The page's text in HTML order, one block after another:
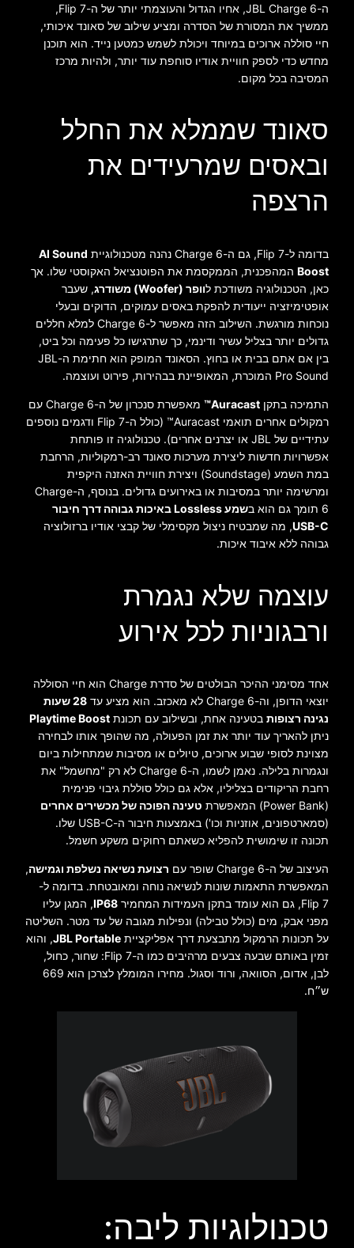
ה-JBL Charge 6, אחיו הגדול והעוצמתי יותר של ה-Flip 7,
ממשיך את המסורת של הסדרה ומציע שילוב של סאונד איכותי,
חיי סוללה ארוכים במיוחד ויכולת לשמש כמטען נייד. הוא תוכנן
מחדש כדי לספק חוויית אודיו סוחפת עוד יותר, ולהיות מרכז
המסיבה בכל מקום.
סאונד שממלא את החלל
ובאסים שמרעידים את
הרצפה
בדומה ל-Flip 7, גם ה-Charge 6 נהנה מטכנולוגיית
AI Sound
Boost המהפכנית, הממקסמת את הפוטנציאל האקוסטי שלו. אך
כאן, הטכנולוגיה משודכת לוופר (Woofer) משודרג
, שעבר
אופטימיזציה ייעודית להפקת באסים עמוקים, הדוקים ובעלי
נוכחות מורגשת. השילוב הזה מאפשר ל-Charge 6 למלא חללים
גדולים יותר בצליל עשיר ודינמי, כך שתרגישו כל פעימה וכל ביט,
בין אם אתם בבית או בחוץ. הסאונד המופק הוא חתימת ה-JBL
Pro Sound המוכרת, המאופיינת בבהירות, פירוט ועוצמה.
התמיכה בתקן Auracast™
מאפשרת סנכרון של ה-Charge 6 עם
רמקולים אחרים תואמי Auracast™ (כולל ה-Flip 7 ודגמים נוספים
עתידיים של JBL או יצרנים אחרים). טכנולוגיה זו פותחת
אפשרויות חדשות ליצירת מערכות סאונד רב-רמקוליות, הרחבת
במת השמע (Soundstage) ויצירת חוויית האזנה היקפית
ומרשימה יותר במסיבות או באירועים גדולים. בנוסף, ה-Charge
6 תומך גם הוא ב
שמע Lossless באיכות גבוהה דרך חיבור
USB-C, מה שמבטיח ניצול מקסימלי של קבצי אודיו ברזולוציה
גבוהה ללא איבוד איכות.
עוצמה שלא נגמרת
ורבגוניות לכל אירוע
אחד מסימני ההיכר הבולטים של סדרת Charge הוא חיי הסוללה
יוצאי הדופן, וה-Charge 6 לא מאכזב. הוא מציע עד
28 שעות
נגינה רצופות בטעינה אחת, ובשילוב עם תכונת Playtime Boost
ניתן להאריך עוד יותר את זמן הפעולה, מה שהופך אותו לבחירה
מצוינת לסופי שבוע ארוכים, טיולים או מסיבות שמתחילות ביום
ונגמרות בלילה. נאמן לשמו, ה-Charge 6 לא רק "מחשמל" את
רחבת הריקודים בצליליו, אלא גם כולל סוללת גיבוי פנימית
(Power Bank) המאפשרת
טעינה הפוכה של מכשירים אחרים
(סמארטפונים, אוזניות וכו') באמצעות חיבור ה-USB-C שלו.
תכונה זו שימושית להפליא כשאתם רחוקים משקע חשמל.
העיצוב של ה-Charge 6 שופר עם רצועת נשיאה נשלפת וגמישה,
המאפשרת התאמות שונות לנשיאה נוחה ומאובטחת. בדומה ל-
Flip 7, גם הוא עומד בתקן העמידות המחמיר
IP68, המגן עליו
מפני אבק, מים (כולל טבילה) ונפילות מגובה של עד מטר. השליטה
על תכונות הרמקול מתבצעת דרך אפליקציית JBL Portable, והוא
זמין באותם שבעה צבעים מרהיבים כמו ה-Flip 7: שחור, כחול,
לבן, אדום, הסוואה, ורוד וסגול. מחירו המומלץ לצרכן הוא 669
ש״ח.
טכנולוגיות ליבה: